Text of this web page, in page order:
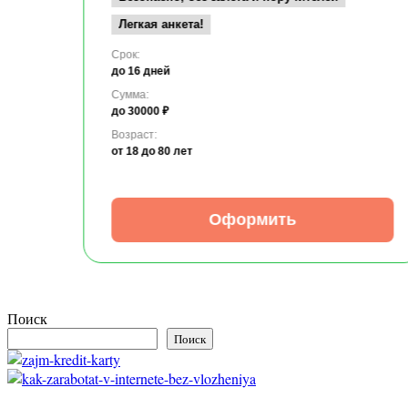
Легкая анкета!
Срок:
до 16 дней
Сумма:
до 30000 ₽
Возраст:
от 18 до 80 лет
Оформить
Поиск
Поиск